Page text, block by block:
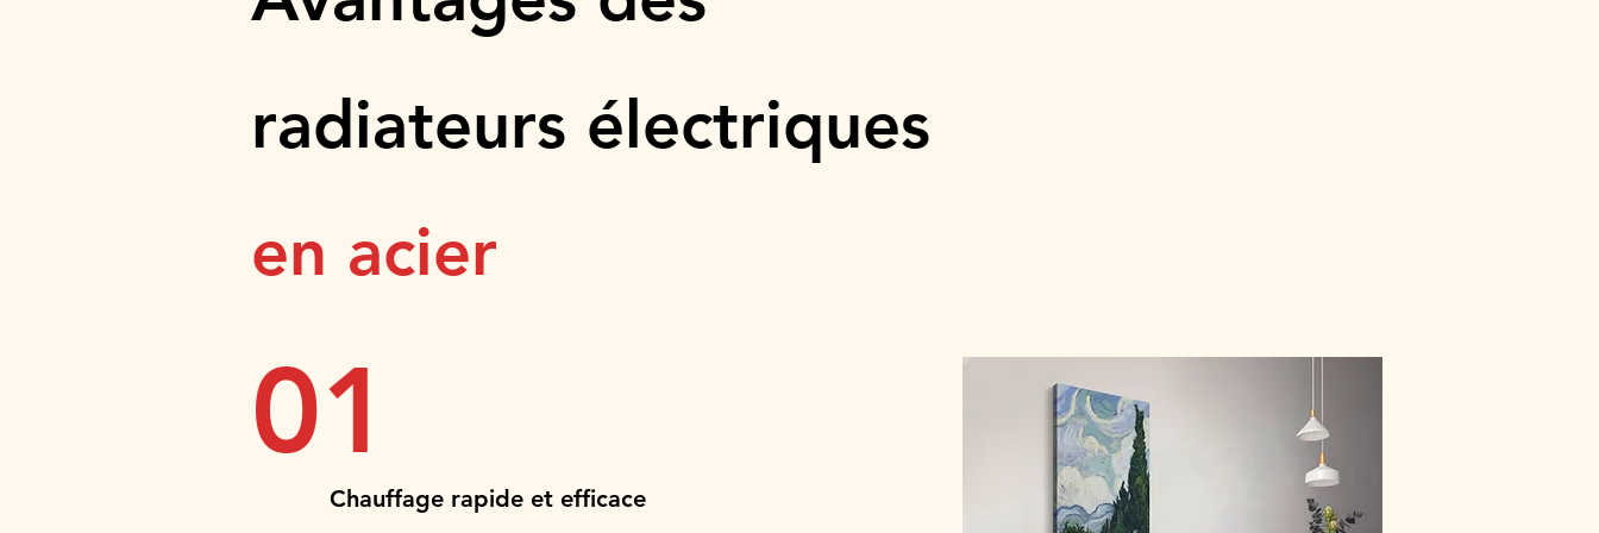
radiateurs électriques
en acier
01
Chauffage rapide et efficace